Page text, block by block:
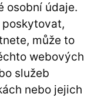
osobní údaje.
poskytovat,
může to
webových
služeb
nebo jejich